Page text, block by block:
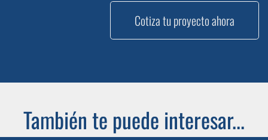
Cotiza tu proyecto ahora
También te puede interesar...